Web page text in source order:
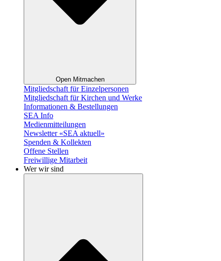
Open Mitmachen
Mitgliedschaft für Einzelpersonen
Mitgliedschaft für Kirchen und Werke
Informationen & Bestellungen
SEA Info
Medienmitteilungen
Newsletter «SEA aktuell»
Spenden & Kollekten
Offene Stellen
Freiwillige Mitarbeit
Wer wir sind